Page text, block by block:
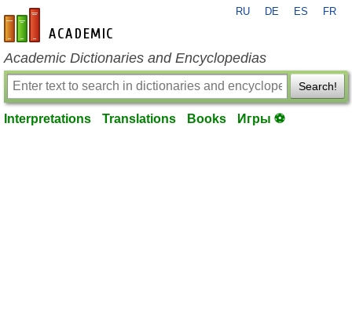
en-academic.com
RU DE ES FR
Academic Dictionaries and Encyclopedias
Search!
Interpretations Translations Books Игры ⚽